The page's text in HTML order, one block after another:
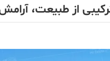
از طبیعت،